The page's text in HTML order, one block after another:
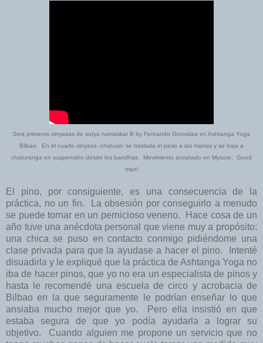
Seis primeros vinyasas de surya namaskar B by Fernando Gorostiza en Ashtanga Yoga
Bilbao. En el cuarto vinyasa -chatuari- se traslada el peso a las manos y se baja a
chaturanga en suspensión desde los bandhas. Movimiento aceptado en Mysore. Good
man!
El pino, por consiguiente, es una consecuencia de la
práctica, no un fin. La obsesión por conseguirlo a menudo
se puede tornar en un pernicioso veneno. Hace cosa de un
año tuve una anécdota personal que viene muy a propósito:
una chica se puso en contacto conmigo pidiéndome una
clase privada para que la ayudase a hacer el pino. Intenté
disuadirla y le expliqué que la práctica de Ashtanga Yoga no
iba de hacer pinos, que yo no era un especialista de pinos y
hasta le recomendé una escuela de circo y acrobacia de
Bilbao en la que seguramente le podrían enseñar lo que
ansiaba mucho mejor que yo. Pero ella insistió en que
estaba segura de que yo podía ayudarla a lograr su
objetivo. Cuando alguien me propone un servicio que no